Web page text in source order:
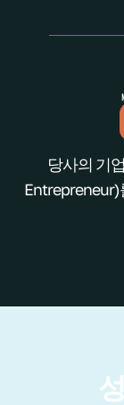
당사의 기
Entrepreneur)